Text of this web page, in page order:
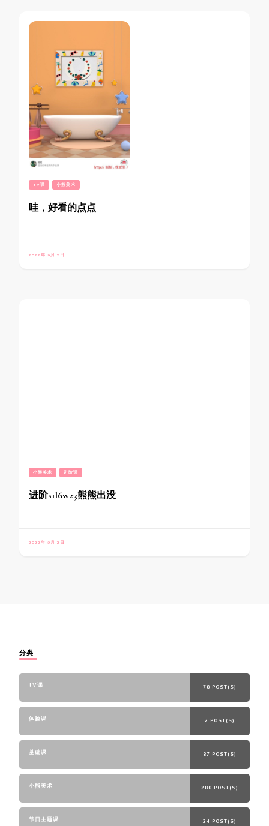
TV课 小熊美术
哇，好看的点点
2022年 9月 2日
小熊美术 进阶课
进阶s1l6w23熊熊出没
2022年 9月 2日
分类
TV课 78 POST(S)
体验课 2 POST(S)
基础课 87 POST(S)
小熊美术 280 POST(S)
节日主题课 34 POST(S)